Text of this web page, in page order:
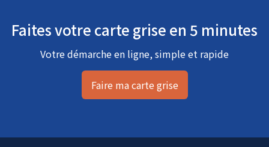
Faites votre carte grise en 5 minutes
Votre démarche en ligne, simple et rapide
Faire ma carte grise